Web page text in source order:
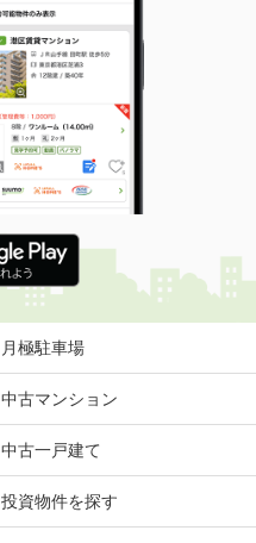
月極駐車場
中古マンション
中古一戸建て
投資物件を探す